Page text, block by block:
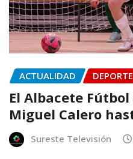
ACTUALIDAD DEPORTE
El Albacete
Miguel Calero
Sureste Televisión